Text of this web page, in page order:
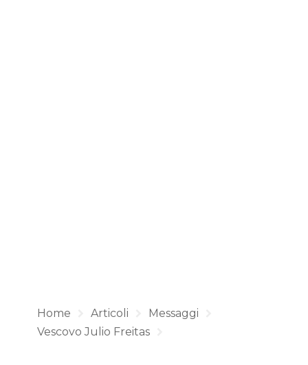
Home Articoli
Messaggi
Vescovo Julio Freitas